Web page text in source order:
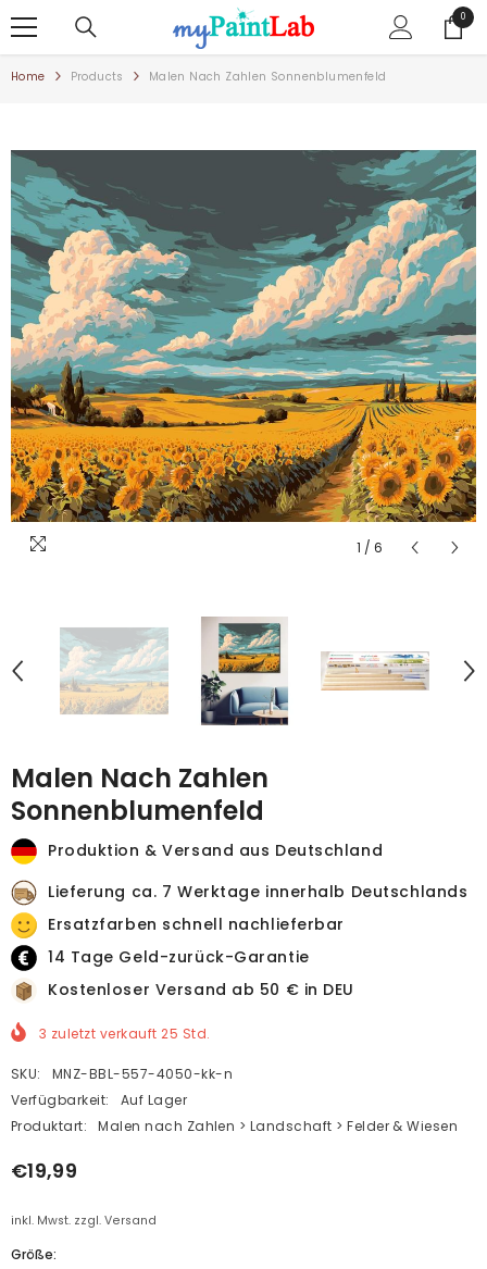
00
Artikel
Home Products Malen Nach Zahlen Sonnenblumenfeld
1 / 6
Malen Nach Zahlen
Sonnenblumenfeld
Produktion & Versand aus Deutschland
Lieferung ca. 7 Werktage innerhalb Deutschlands
Ersatzfarben schnell nachlieferbar
14 Tage Geld-zurück-Garantie
Kostenloser Versand ab 50 € in DEU
3 zuletzt verkauft25 Std.
SKU:
MNZ-BBL-557-4050-kk-n
Verfügbarkeit:
Auf Lager
Produktart:
Malen nach Zahlen > Landschaft > Felder & Wiesen
€19,99
inkl. Mwst. zzgl. Versand
Größe: